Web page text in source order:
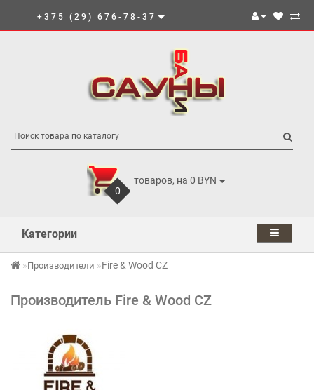
+375 (29) 676-78-37
0
товаров, на 0 BYN
Категории
Производители Fire & Wood CZ
Производитель Fire & Wood CZ